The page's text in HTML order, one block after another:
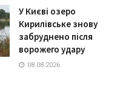
У Києві озеро
Кирилівське знову
забруднено після
ворожего удару
08.08.2026